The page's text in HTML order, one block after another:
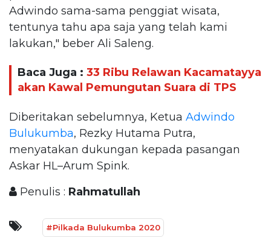
Adwindo sama-sama penggiat wisata,
tentunya tahu apa saja yang telah kami
lakukan," beber Ali Saleng.
Baca Juga : 33 Ribu Relawan Kacamatayya
akan Kawal Pemungutan Suara di TPS
Diberitakan sebelumnya, Ketua Adwindo
Bulukumba, Rezky Hutama Putra,
menyatakan dukungan kepada pasangan
Askar HL–Arum Spink.
Penulis : Rahmatullah
#Pilkada Bulukumba 2020